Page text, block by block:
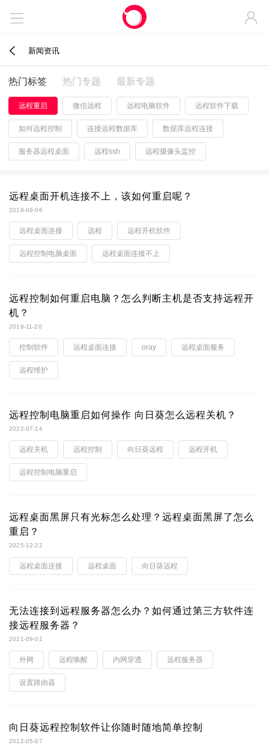
 
 新闻资讯
热门标签 热门专题 最新专题
远程重启 微信远程 远程电脑软件 远程软件下载
如何远程控制 连接远程数据库 数据库远程连接
服务器远程桌面 远程ssh 远程摄像头监控
远程桌面开机连接不上，该如何重启呢？
2018-09-06
远程桌面连接 远程 远程开机软件
远程控制电脑桌面 远程桌面连接不上
远程控制如何重启电脑？怎么判断主机是否支持远程开
机？
2018-11-20
控制软件 远程桌面连接 oray 远程桌面服务
远程维护
远程控制电脑重启如何操作 向日葵怎么远程关机？
2022-07-14
远程关机 远程控制 向日葵远程 远程开机
远程控制电脑重启
远程桌面黑屏只有光标怎么处理？远程桌面黑屏了怎么
重启？
2025-12-22
远程桌面连接 远程桌面 向日葵远程
无法连接到远程服务器怎么办？如何通过第三方软件连
接远程服务器？
2021-09-01
外网 远程唤醒 内网穿透 远程服务器
设置路由器
向日葵远程控制软件让你随时随地简单控制
2012-05-07